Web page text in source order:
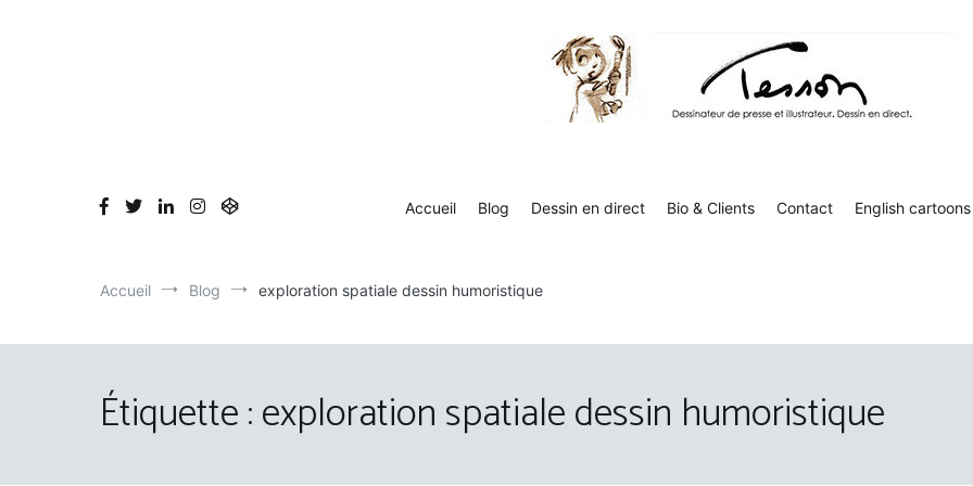
Accueil Blog Dessin en direct Bio & Clients Contact English cartoons
Accueil Blog exploration spatiale dessin humoristique
Étiquette :exploration spatiale dessin humoristique